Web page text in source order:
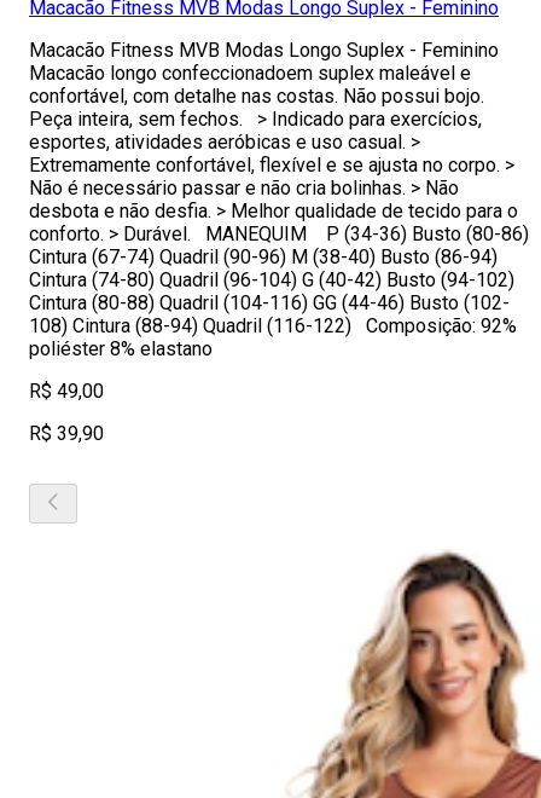
Macacão Fitness MVB Modas Longo Suplex - Feminino
Macacão Fitness MVB Modas Longo Suplex - Feminino
Macacão longo confeccionadoem suplex maleável e
confortável, com detalhe nas costas. Não possui bojo.
Peça inteira, sem fechos. > Indicado para exercícios,
esportes, atividades aeróbicas e uso casual. >
Extremamente confortável, flexível e se ajusta no corpo. >
Não é necessário passar e não cria bolinhas. > Não
desbota e não desfia. > Melhor qualidade de tecido para o
conforto. > Durável. MANEQUIM P (34-36) Busto (80-86)
Cintura (67-74) Quadril (90-96) M (38-40) Busto (86-94)
Cintura (74-80) Quadril (96-104) G (40-42) Busto (94-102)
Cintura (80-88) Quadril (104-116) GG (44-46) Busto (102-
108) Cintura (88-94) Quadril (116-122) Composição: 92%
poliéster 8% elastano
R$ 49,00
R$ 39,90